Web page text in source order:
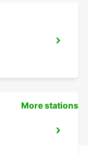
More stations